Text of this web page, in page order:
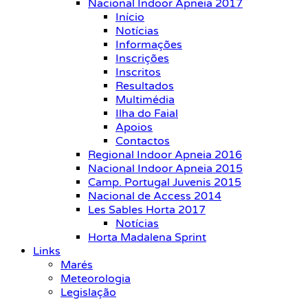
Nacional Indoor Apneia 2017
Início
Notícias
Informações
Inscrições
Inscritos
Resultados
Multimédia
Ilha do Faial
Apoios
Contactos
Regional Indoor Apneia 2016
Nacional Indoor Apneia 2015
Camp. Portugal Juvenis 2015
Nacional de Access 2014
Les Sables Horta 2017
Notícias
Horta Madalena Sprint
Links
Marés
Meteorologia
Legislação